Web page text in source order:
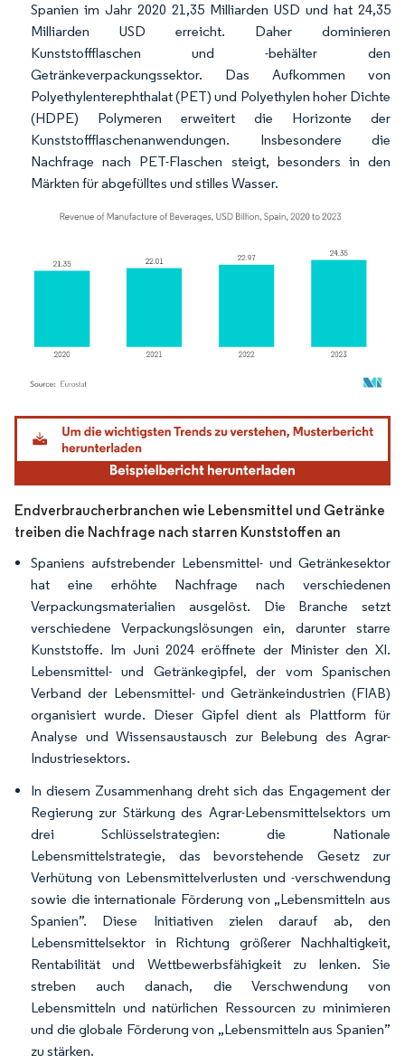
Spanien im Jahr 2020 21,35 Milliarden USD und hat 24,35
Milliarden USD erreicht. Daher dominieren
Kunststoffflaschen und -behälter den
Getränkeverpackungssektor. Das Aufkommen von
Polyethylenterephthalat (PET) und Polyethylen hoher Dichte
(HDPE) Polymeren erweitert die Horizonte der
Kunststoffflaschenanwendungen. Insbesondere die
Nachfrage nach PET-Flaschen steigt, besonders in den
Märkten für abgefülltes und stilles Wasser.
Bild © Mordor Intelligence. Wiederverwendung erfordert Namensnennung gemäß
Endverbraucherbranchen wie Lebensmittel und Getränke
treiben die Nachfrage nach starren Kunststoffen an
Spaniens aufstrebender Lebensmittel- und Getränkesektor
hat eine erhöhte Nachfrage nach verschiedenen
Verpackungsmaterialien ausgelöst. Die Branche setzt
verschiedene Verpackungslösungen ein, darunter starre
Kunststoffe. Im Juni 2024 eröffnete der Minister den XI.
Lebensmittel- und Getränkegipfel, der vom Spanischen
Verband der Lebensmittel- und Getränkeindustrien (FIAB)
organisiert wurde. Dieser Gipfel dient als Plattform für
Analyse und Wissensaustausch zur Belebung des Agrar-
Industriesektors.
In diesem Zusammenhang dreht sich das Engagement der
Regierung zur Stärkung des Agrar-Lebensmittelsektors um
drei Schlüsselstrategien: die Nationale
Lebensmittelstrategie, das bevorstehende Gesetz zur
Verhütung von Lebensmittelverlusten und -verschwendung
sowie die internationale Förderung von „Lebensmitteln aus
Spanien”. Diese Initiativen zielen darauf ab, den
Lebensmittelsektor in Richtung größerer Nachhaltigkeit,
Rentabilität und Wettbewerbsfähigkeit zu lenken. Sie
streben auch danach, die Verschwendung von
Lebensmitteln und natürlichen Ressourcen zu minimieren
und die globale Förderung von „Lebensmitteln aus Spanien”
zu stärken.